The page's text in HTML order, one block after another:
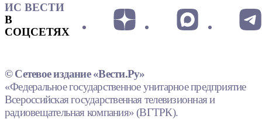
ИС ВЕСТИ
В
СОЦСЕТЯХ
© Сетевое издание «Вести.Ру»
«Федеральное государственное унитарное предприятие
Всероссийская государственная телевизионная и
радиовещательная компания» (ВГТРК).